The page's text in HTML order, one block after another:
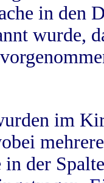
in
wurde,
im
der